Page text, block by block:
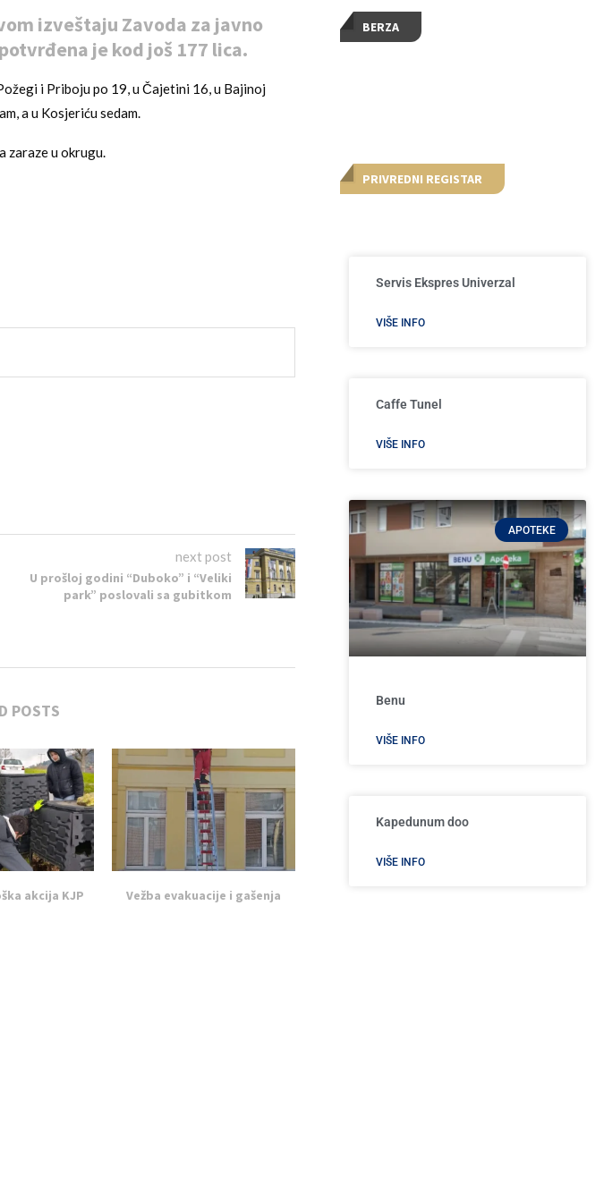
izveštaju Zavoda za javno
je kod još 177 lica.
i Priboju po 19, u Čajetini 16, u Bajinoj
a u Kosjeriću sedam.
zaraze u okrugu.
next post
U prošloj godini “Duboko” i “Veliki
park” poslovali sa gubitkom
POSTS
akcija KJP
Vežba evakuacije i gašenja
BERZA
PRIVREDNI REGISTAR
Servis Ekspres Univerzal
VIŠE INFO
Caffe Tunel
VIŠE INFO
APOTEKE
Benu
VIŠE INFO
Kapedunum doo
VIŠE INFO